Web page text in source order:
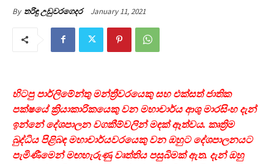
By තරිඳු උඩුවරගෙදර January 11, 2021
හිටපු පාර්ලිමේන්තු මන්ත්‍රීවරයෙකු සහ එක්සත් ජාතික
පක්ෂයේ ක්‍රියාකාරිකයෙකු වන මහාචාර්ය ආශු මාරසිංහ දැන්
ඉන්නේ දේශපාලන වගකීම්වලින් මඳක් ඈත්වය. කෘත්‍රිම
බුද්ධිය පිළිබඳ මහාචාර්යවරයෙකු වන ඔහුට දේශපාලනයට
පැමිණීමෙන් මඟහැරුණු වෘත්තිය පසුබිමක් ඇත. දැන් ඔහු